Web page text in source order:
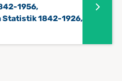
1956,
Statistik 1842-1926,